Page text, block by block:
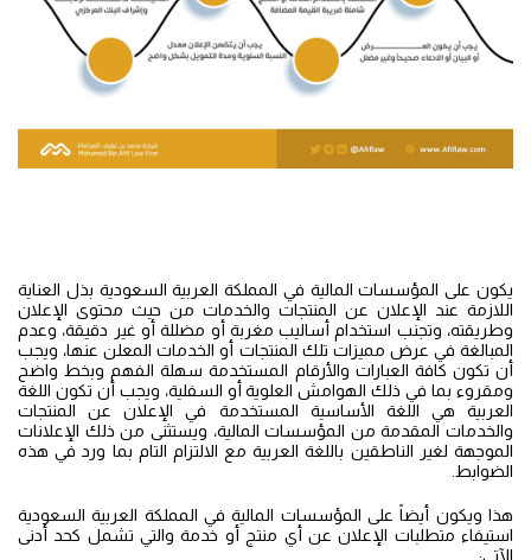
يكون على المؤسسات المالية في المملكة العربية السعودية بذل العناية
اللازمة عند الإعلان عن المنتجات والخدمات من حيث محتوى الإعلان
وطريقته، وتجنب استخدام أساليب مغربة أو مضللة أو غير دقيقة، وعدم
المبالغة في عرض مميزات تلك المنتجات أو الخدمات المعلن عنها، ويجب
أن تكون كافة العبارات والأرقام المستخدمة سهلة الفهم وبخط واضح
ومقروء بما في ذلك الهوامش العلوية أو السفلية، ويجب أن تكون اللغة
العربية هي اللغة الأساسية المستخدمة في الإعلان عن المنتجات
والخدمات المقدمة من المؤسسات المالية، ويستثنى من ذلك الإعلانات
الموجهة لغير الناطقين باللغة العربية مع الالتزام التام بما ورد في هذه
الضوابط.
هذا ويكون أيضاً على المؤسسات المالية في المملكة العربية السعودية
استيفاء متطلبات الإعلان عن أي منتج أو خدمة والتي تشمل كحد أدنى
الآتي: